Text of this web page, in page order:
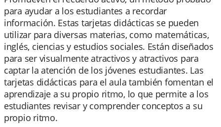
para ayudar a los estudiantes a recordar
información. Estas tarjetas didácticas se pueden
utilizar para diversas materias, como matemáticas,
inglés, ciencias y estudios sociales. Están diseñados
para ser visualmente atractivos y atractivos para
captar la atención de los jóvenes estudiantes. Las
tarjetas didácticas para el aula también fomentan el
aprendizaje a su propio ritmo, lo que permite a los
estudiantes revisar y comprender conceptos a su
propio ritmo.